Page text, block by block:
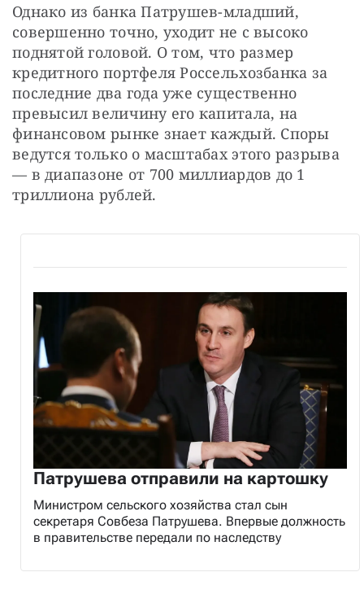
Однако из банка Патрушев-младший,
совершенно точно, уходит не с высоко
поднятой головой. О том, что размер
кредитного портфеля Россельхозбанка за
последние два года уже существенно
превысил величину его капитала, на
финансовом рынке знает каждый. Споры
ведутся только о масштабах этого разрыва
— в диапазоне от 700 миллиардов до 1
триллиона рублей.
Патрушева отправили на картошку
Министром сельского хозяйства стал сын
секретаря Совбеза Патрушева. Впервые должность
в правительстве передали по наследству